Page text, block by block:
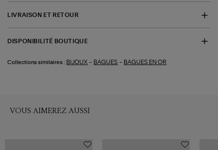
LIVRAISON ET RETOUR
DISPONIBILITÉ BOUTIQUE
Collections similaires : BIJOUX - BAGUES - BAGUES EN OR
VOUS AIMEREZ AUSSI